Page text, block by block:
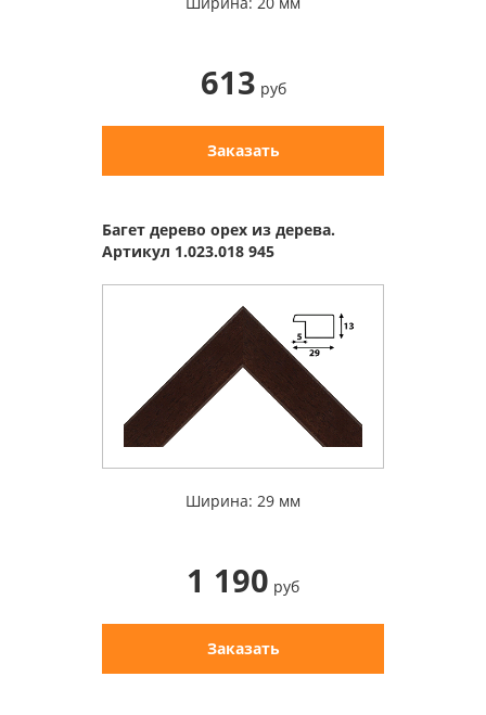
613 руб
Заказать
Багет дерево орех из дерева.
Артикул 1.023.018 945
Ширина: 29 мм
1 190 руб
Заказать